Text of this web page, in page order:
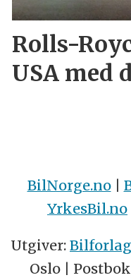
Rolls-
USA med
BilNorge.no|
YrkesBil.no
Utgiver:
Oslo |